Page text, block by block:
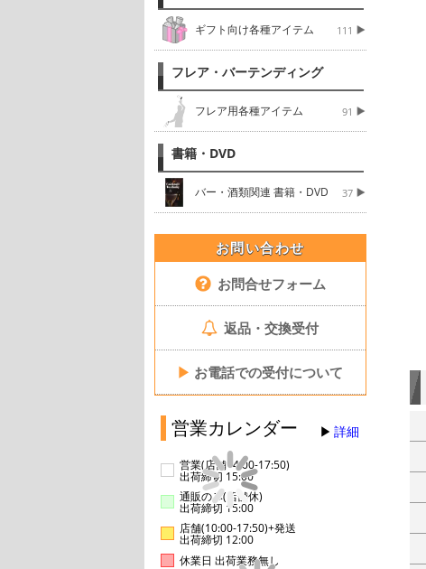
ギフト向け各種アイテム 111
フレア・バーテンディング
フレア用各種アイテム 91
書籍・DVD
バー・酒類関連 書籍・DVD 37
お問い合わせ
お問合せフォーム
返品・交換受付
▶ お電話での受付について
営業カレンダー 詳細
営業(店舗14:00-17:50)
出荷締切 15:00
通販のみ(店舗休)
出荷締切 15:00
店舗(10:00-17:50)+発送
出荷締切 12:00
休業日 出荷業務無し